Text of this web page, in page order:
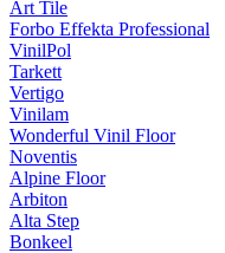
Art Tile
Forbo Effekta Professional
VinilPol
Tarkett
Vertigo
Vinilam
Wonderful Vinil Floor
Noventis
Alpine Floor
Arbiton
Alta Step
Bonkeel